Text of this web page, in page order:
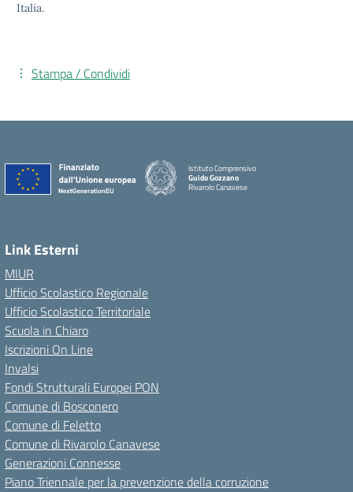
Italia.
Stampa / Condividi
Istituto Comprensivo
Guido Gozzano
Rivarolo Canavese
Link Esterni
MIUR
Ufficio Scolastico Regionale
Ufficio Scolastico Territoriale
Scuola in Chiaro
Iscrizioni On Line
Invalsi
Fondi Strutturali Europei PON
Comune di Bosconero
Comune di Feletto
Comune di Rivarolo Canavese
Generazioni Connesse
Piano Triennale per la prevenzione della corruzione